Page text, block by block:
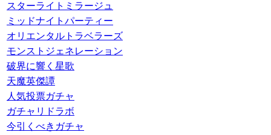
スターライトミラージュ
ミッドナイトパーティー
オリエンタルトラベラーズ
モンストジェネレーション
破界に響く星歌
天魔英傑譚
人気投票ガチャ
ガチャリドラボ
今引くべきガチャ